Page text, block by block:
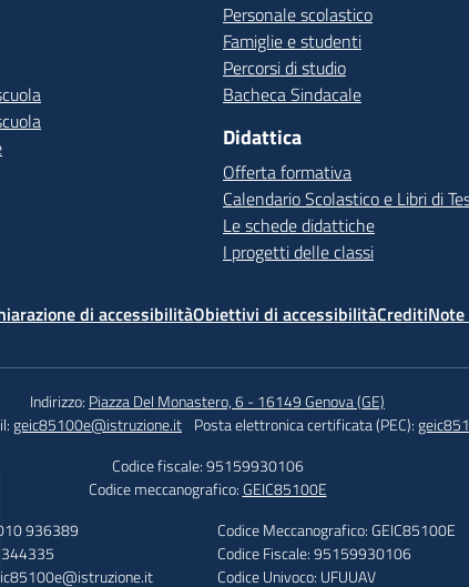
Personale scolastico
Famiglie e studenti
Percorsi di studio
Bacheca Sindacale
Didattica
Offerta formativa
Calendario Scolastico e Libri di
Le schede didattiche
I progetti delle classi
di accessibilitàObiettivi di accessibilitàCreditiNote
Indirizzo: Piazza Del Monastero, 6 - 16149 Genova (GE)
geic85100e@istruzione.it Posta elettronica certificata (PEC):
Codice fiscale: 95159930106
Codice meccanografico:GEIC85100E
010 936389
Codice Meccanografico: GEIC85100E
Codice Fiscale: 95159930106
Codice Univoco: UFUUAV